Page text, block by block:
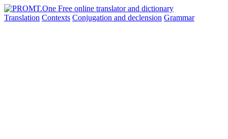
Translation Contexts Conjugation and declension Grammar